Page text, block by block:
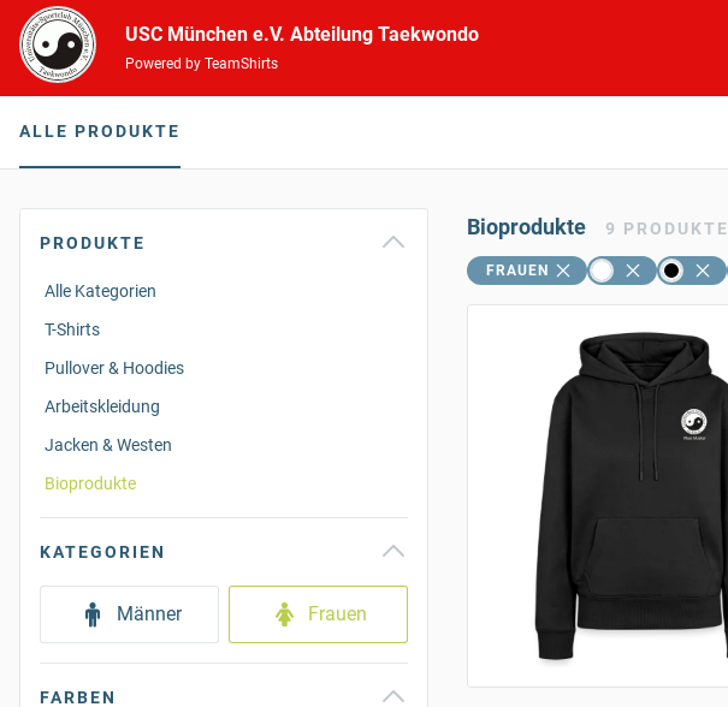
USC München e.V. Abteilung Taekwondo
Powered by TeamShirts
ALLE PRODUKTE
PRODUKTE
Alle Kategorien
T-Shirts
Pullover & Hoodies
Arbeitskleidung
Jacken & Westen
Bioprodukte
KATEGORIEN
Männer Frauen
FARBEN
Bioprodukte 9 PRODUKTE
FRAUEN